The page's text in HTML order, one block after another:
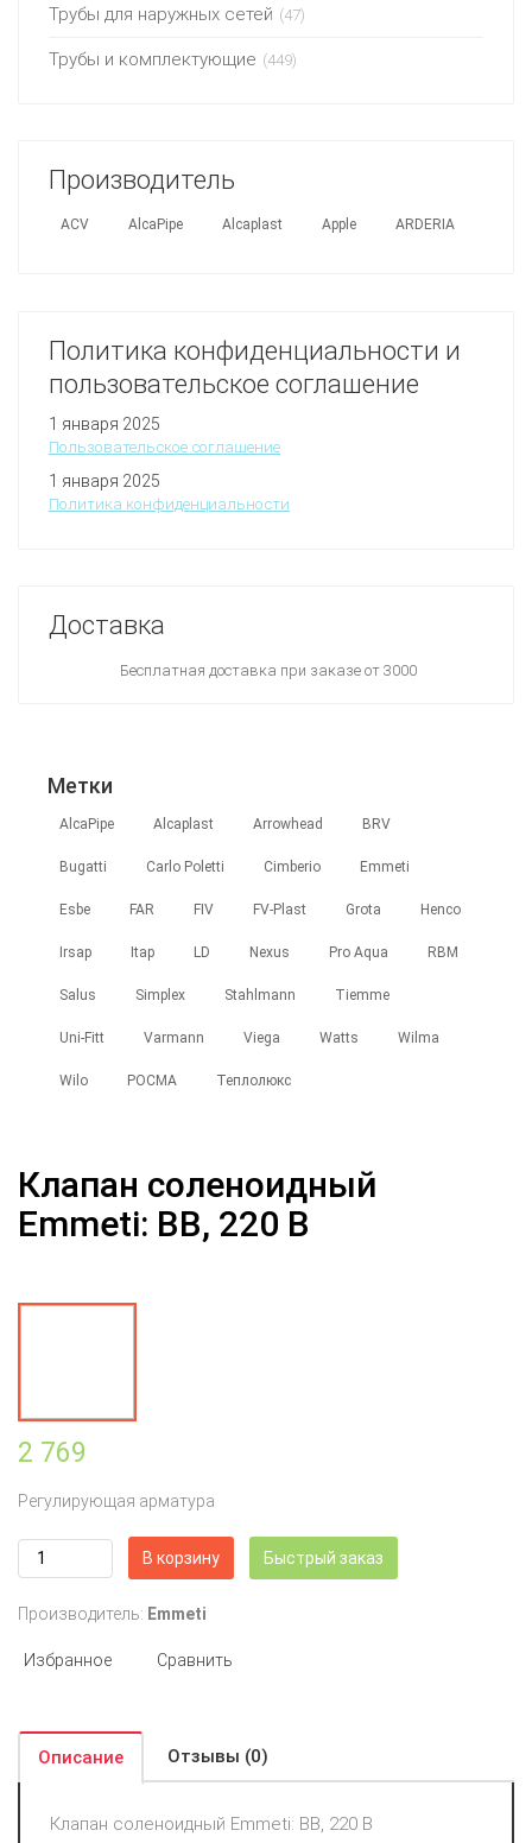
Трубы для наружных сетей (47)
Трубы и комплектующие (449)
Производитель
ACV AlcaPipe Alcaplast Apple ARDERIA
Политика конфиденциальности и
пользовательское соглашение
1 января 2025
Пользовательское соглашение
1 января 2025
Политика конфиденциальности
Доставка
Бесплатная доставка при заказе от 3000
Метки
AlcaPipe Alcaplast Arrowhead BRV
Bugatti Carlo Poletti Cimberio Emmeti
Esbe FAR FIV FV-Plast Grota Henco
Irsap Itap LD Nexus Pro Aqua RBM
Salus Simplex Stahlmann Tiemme
Uni-Fitt Varmann Viega Watts Wilma
Wilo РОСМА Теплолюкс
Клапан соленоидный
Emmeti: ВВ, 220 В
2 769
Регулирующая арматура
В корзину Быстрый заказ
Производитель: Emmeti
Избранное Сравнить
Описание Отзывы (0)
Клапан соленоидный Emmeti: ВВ, 220 В